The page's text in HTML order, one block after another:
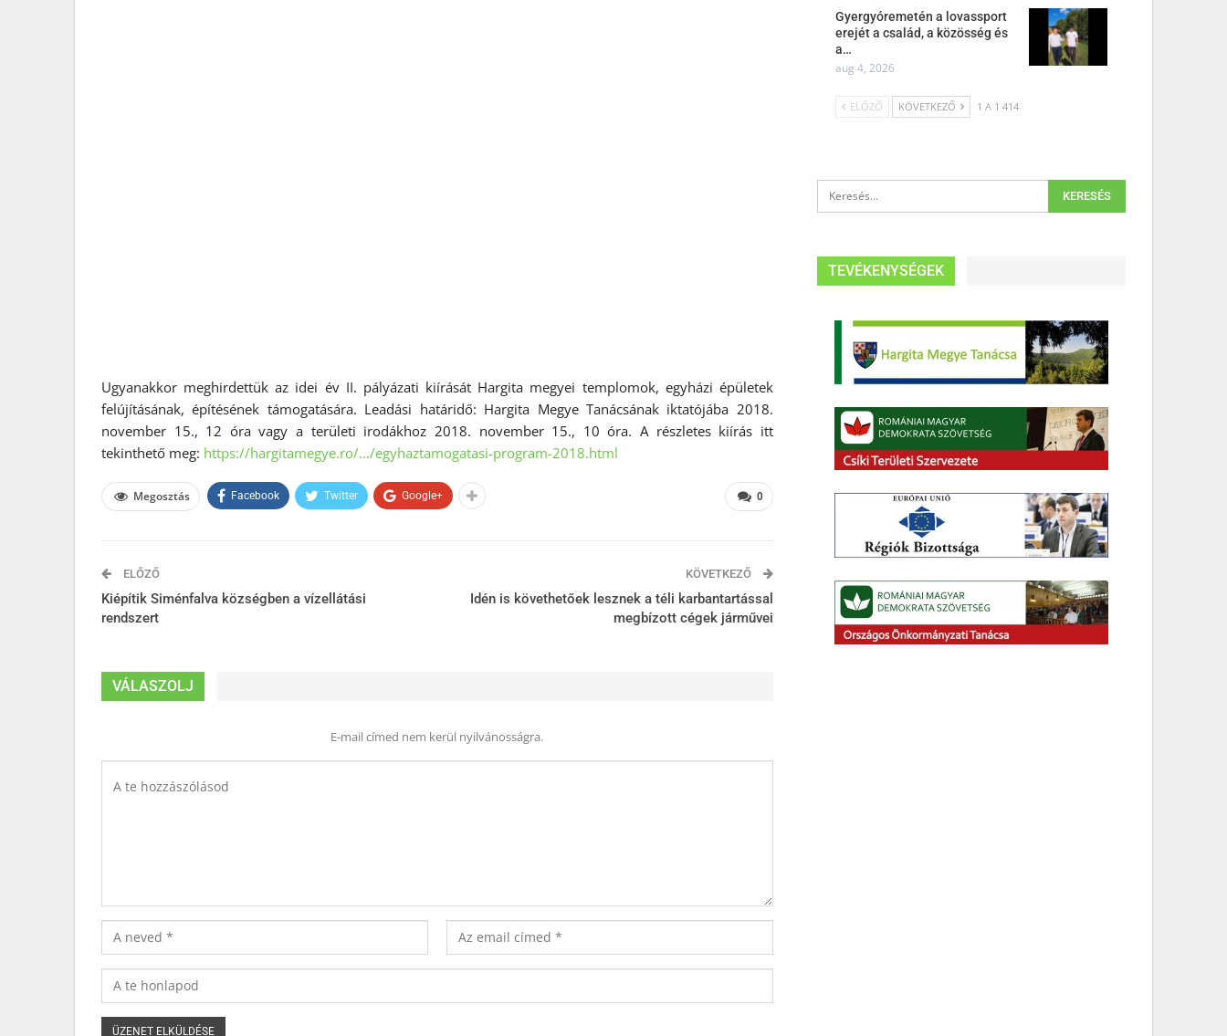
Ugyanakkor meghirdettük az idei év II. pályázati kiírását Hargita megyei templomok, egyházi épületek
felújításának, építésének támogatására. Leadási határidő: Hargita Megye Tanácsának iktatójába 2018.
november 15., 12 óra vagy a területi irodákhoz 2018. november 15., 10 óra. A részletes kiírás itt
tekinthető meg: https://hargitamegye.ro/…/egyhaztamogatasi-program-2018.html
0
Megosztás Facebook Twitter Google+
ELŐZŐ
Kiépítik Siménfalva községben a vízellátási
rendszert
KÖVETKEZŐ
Idén is követhetőek lesznek a téli karbantartással
megbízott cégek járművei
VÁLASZOLJ
E-mail címed nem kerül nyilvánosságra.
Gyergyóremetén a lovassport
erejét a család, a közösség és
a…
aug 4, 2026
ELŐZŐ KÖVETKEZŐ 1 A 1 414
TEVÉKENYSÉGEK